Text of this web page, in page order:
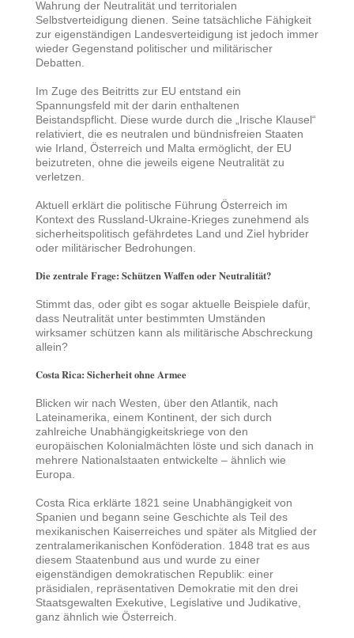
Wahrung der Neutralität und territorialen
Selbstverteidigung dienen. Seine tatsächliche Fähigkeit
zur eigenständigen Landesverteidigung ist jedoch immer
wieder Gegenstand politischer und militärischer
Debatten.
Im Zuge des Beitritts zur EU entstand ein
Spannungsfeld mit der darin enthaltenen
Beistandspflicht. Diese wurde durch die „Irische Klausel“
relativiert, die es neutralen und bündnisfreien Staaten
wie Irland, Österreich und Malta ermöglicht, der EU
beizutreten, ohne die jeweils eigene Neutralität zu
verletzen.
Aktuell erklärt die politische Führung Österreich im
Kontext des Russland-Ukraine-Krieges zunehmend als
sicherheitspolitisch gefährdetes Land und Ziel hybrider
oder militärischer Bedrohungen.
Die zentrale Frage: Schützen Waffen oder Neutralität?
Stimmt das, oder gibt es sogar aktuelle Beispiele dafür,
dass Neutralität unter bestimmten Umständen
wirksamer schützen kann als militärische Abschreckung
allein?
Costa Rica: Sicherheit ohne Armee
Blicken wir nach Westen, über den Atlantik, nach
Lateinamerika, einem Kontinent, der sich durch
zahlreiche Unabhängigkeitskriege von den
europäischen Kolonialmächten löste und sich danach in
mehrere Nationalstaaten entwickelte – ähnlich wie
Europa.
Costa Rica erklärte 1821 seine Unabhängigkeit von
Spanien und begann seine Geschichte als Teil des
mexikanischen Kaiserreiches und später als Mitglied der
zentralamerikanischen Konföderation. 1848 trat es aus
diesem Staatenbund aus und wurde zu einer
eigenständigen demokratischen Republik: einer
präsidialen, repräsentativen Demokratie mit den drei
Staatsgewalten Exekutive, Legislative und Judikative,
ganz ähnlich wie Österreich.